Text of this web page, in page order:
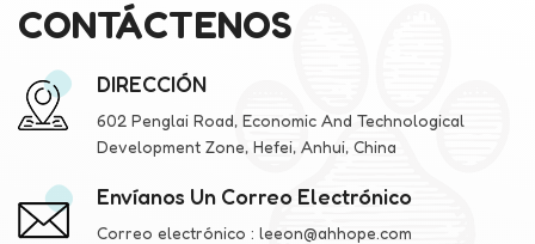
CONTÁCTENOS
DIRECCIÓN
602 Penglai Road, Economic And Technological
Development Zone, Hefei, Anhui, China
Envíanos Un Correo Electrónico
Correo electrónico : leeon@ahhope.com